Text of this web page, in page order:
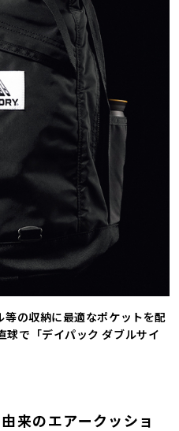
の収納に最適なポケットを配
球で「デイパック ダブルサイ
来のエアークッショ